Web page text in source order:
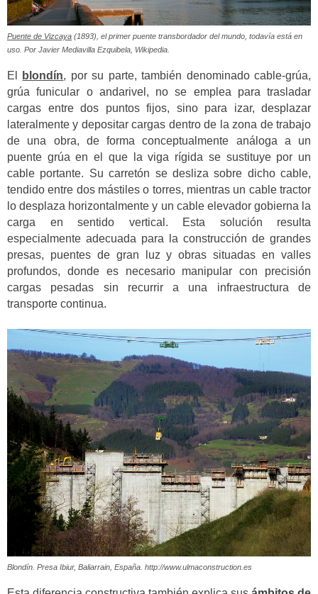
Puente de Vizcaya (1893), el primer puente transbordador del mundo, todavía está en
uso. Por Javier Mediavilla Ezquibela, Wikipedia.
El blondín, por su parte, también denominado cable-grúa,
grúa funicular o andarivel, no se emplea para trasladar
cargas entre dos puntos fijos, sino para izar, desplazar
lateralmente y depositar cargas dentro de la zona de trabajo
de una obra, de forma conceptualmente análoga a un
puente grúa en el que la viga rígida se sustituye por un
cable portante. Su carretón se desliza sobre dicho cable,
tendido entre dos mástiles o torres, mientras un cable tractor
lo desplaza horizontalmente y un cable elevador gobierna la
carga en sentido vertical. Esta solución resulta
especialmente adecuada para la construcción de grandes
presas, puentes de gran luz y obras situadas en valles
profundos, donde es necesario manipular con precisión
cargas pesadas sin recurrir a una infraestructura de
transporte continua.
Blondín. Presa Ibiur, Baliarrain, España. http://www.ulmaconstruction.es